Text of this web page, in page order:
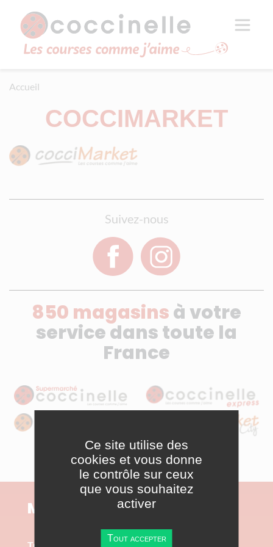
Accueil
COCCIMARKET
Suivez-nous
850 magasinsà votre
service dans toute la
France
Mon cocci
Trouvez un magasin
Ce site utilise des
cookies et vous donne
le contrôle sur ceux
que vous souhaitez
activer
Tout accepter